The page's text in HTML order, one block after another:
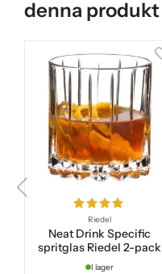
denna produkt
Riedel
Neat Drink Specific
spritglas Riedel 2-pack
I lager